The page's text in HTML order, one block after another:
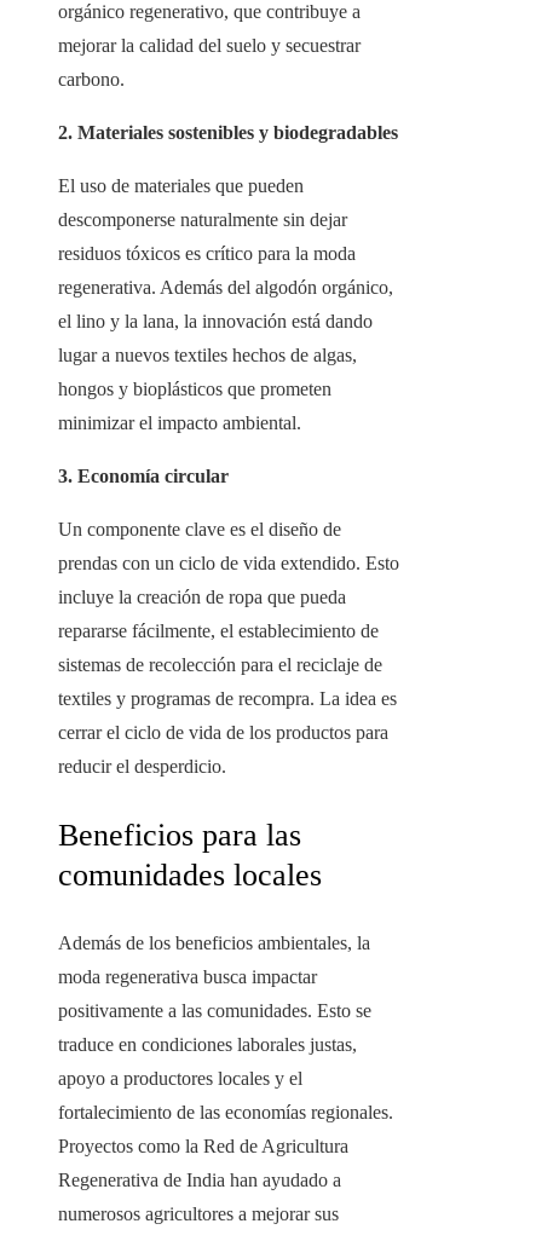
orgánico regenerativo, que contribuye a
mejorar la calidad del suelo y secuestrar
carbono.
2. Materiales sostenibles y biodegradables
El uso de materiales que pueden
descomponerse naturalmente sin dejar
residuos tóxicos es crítico para la moda
regenerativa. Además del algodón orgánico,
el lino y la lana, la innovación está dando
lugar a nuevos textiles hechos de algas,
hongos y bioplásticos que prometen
minimizar el impacto ambiental.
3. Economía circular
Un componente clave es el diseño de
prendas con un ciclo de vida extendido. Esto
incluye la creación de ropa que pueda
repararse fácilmente, el establecimiento de
sistemas de recolección para el reciclaje de
textiles y programas de recompra. La idea es
cerrar el ciclo de vida de los productos para
reducir el desperdicio.
Beneficios para las
comunidades locales
Además de los beneficios ambientales, la
moda regenerativa busca impactar
positivamente a las comunidades. Esto se
traduce en condiciones laborales justas,
apoyo a productores locales y el
fortalecimiento de las economías regionales.
Proyectos como la Red de Agricultura
Regenerativa de India han ayudado a
numerosos agricultores a mejorar sus